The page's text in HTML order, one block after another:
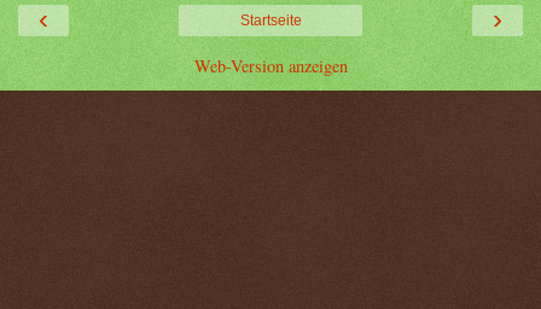
‹ ›
Startseite
Web-Version anzeigen